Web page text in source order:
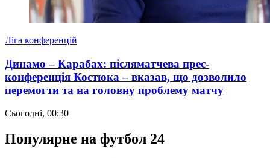
Ліга конференцій
Динамо – Карабах: післяматчева прес-
конференція Костюка – вказав, що дозволило
перемогти та на головну проблему матчу
Сьогодні, 00:30
Популярне на футбол 24